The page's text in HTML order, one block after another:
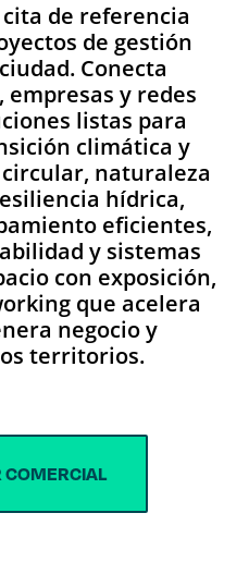
de referencia
de gestión
Conecta
y redes
listas para
climática y
naturaleza
hídrica,
eficientes,
y sistemas
con exposición,
que acelera
negocio y
territorios.
COMERCIAL